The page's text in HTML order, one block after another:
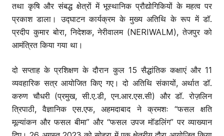
तथा कृषि और संबद्ध क्षेत्रों में भूस्थानिक प्रौद्योगिकियों के महत्व पर
प्रकाश डाला। उद्घाटन कार्यक्रम के मुख्य अतिथि के रूप में डॉ.
प्रदीप कुमार बोरा, निदेशक, नेरीवालम (NERIWALM), तेजपुर को
आमंत्रित किया गया था।
दो सप्ताह के प्रशिक्षण के दौरान कुल 15 सैद्धांतिक कक्षाएं और 11
व्यवहारिक सत्र आयोजित किए गए। दो अतिथि संकायों, अर्थात डॉ.
करुण चौधरी (प्रमुख, सी.ए.डी, एन.आर.एस.सी) और डॉ. रोज़लिन
त्रिपाठी, वैज्ञानिक एस.एफ, अहमदाबाद ने क्रमशः “फसल क्षति
मूल्यांकन और फसल बीमा” और “फसल उपज मॉडलिंग” पर व्याख्यान